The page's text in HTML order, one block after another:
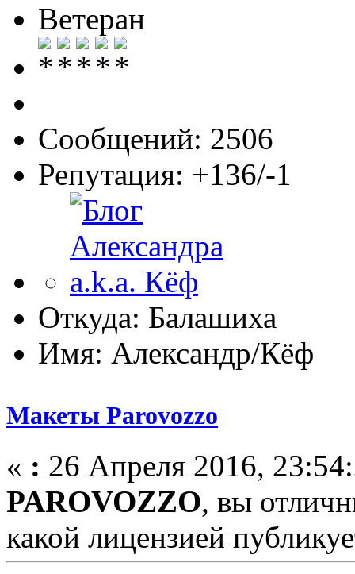
Ветеран
Сообщений: 2506
Репутация: +136/-1
Откуда: Балашиха
Имя: Александр/Кёф
Макеты Parovozzo
« : 26 Апреля 2016,
PAROVOZZO, вы
какой лицензией